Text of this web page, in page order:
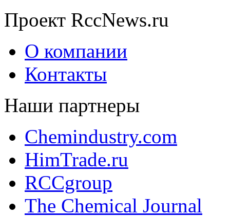
Проект RccNews.ru
О компании
Контакты
Наши партнеры
Chemindustry.com
HimTrade.ru
RCCgroup
The Chemical Journal